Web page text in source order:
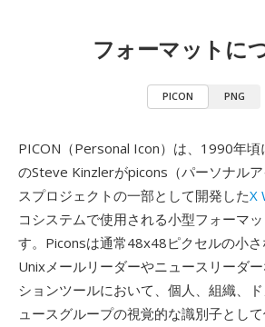
フォーマットに
PICON PNG
PICON（Personal Icon）は、1990年
のSteve Kinzlerがpicons（パーソナル
スプロジェクトの一部として開発したX
コシステムで使用される小型フォーマ
す。Piconsは通常48x48ピクセルの小さ
Unixメールリーダーやニュースリーダ
ションツールにおいて、個人、組織、
ュースグループの視覚的な識別子として